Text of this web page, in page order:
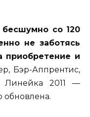
бесшумно со 120
не заботясь
приобретение и
Бэр-Аппрентис,
2011 —
обновлена.